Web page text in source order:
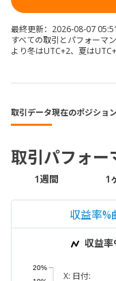
最終更新：2026-08-07
すべての取引とパフォーマ
より冬はUTC+2、夏は
取引データ現在のポジショ
取引パフォー
1週間 1
収益率%
収益率
X: 日付:
20%